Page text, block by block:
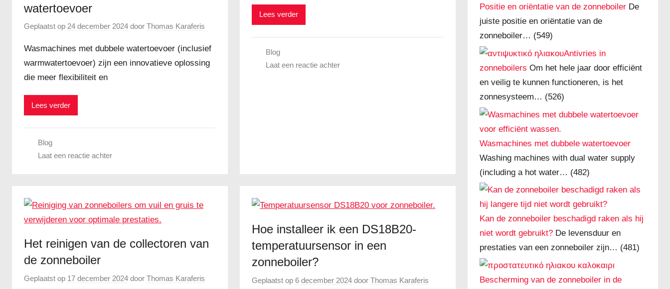
watertoevoer
Geplaatst op 24 december 2024 door Thomas Karaferis
Wasmachines met dubbele watertoevoer (inclusief
warmwatertoevoer) zijn een innovatieve oplossing
die meer flexibiliteit en
Lees verder
Blog
Laat een reactie achter
Lees verder
Blog
Laat een reactie achter
Het reinigen van de collectoren van
de zonneboiler
Geplaatst op 17 december 2024 door Thomas Karaferis
Hoe installeer ik een DS18B20-
temperatuursensor in een
zonneboiler?
Geplaatst op6 december 2024 doorThomas Karaferis
Positie en oriëntatie van de zonneboiler De
juiste positie en oriëntatie van de
zonneboiler… (549)
Antivries in
zonneboilers Om het hele jaar door efficiënt
en veilig te kunnen functioneren, is het
zonnesysteem… (526)
Wasmachines met dubbele watertoevoer
Washing machines with dual water supply
(including a hot water… (482)
Kan de zonneboiler beschadigd raken als hij
niet wordt gebruikt? De levensduur en
prestaties van een zonneboiler zijn… (481)
Bescherming van de zonneboiler in de